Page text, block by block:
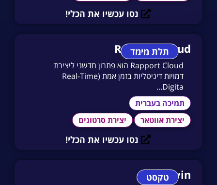
נסו עכשיו את הכלי!
תלת מימד
Rapport Cloud
Rapport Cloud הוא פתרון חדשני ליצירת
דמויות דיגיטליות בזמן אמת (Real-Time
Digita...
תמיכה בעברית
יצירת אווטאר
יצירת סרטונים
נסו עכשיו את הכלי!
טקסטArvin